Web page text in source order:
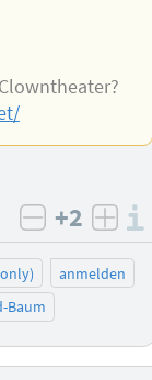
negativ
+2
anmelden
Baum